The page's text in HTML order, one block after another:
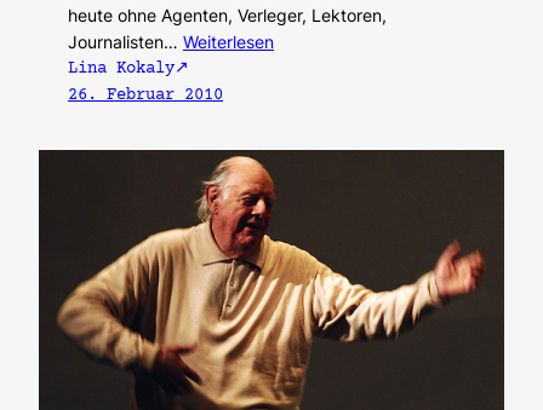
heute ohne Agenten, Verleger, Lektoren,
Journalisten… Weiterlesen
Lina Kokaly
26. Februar 2010